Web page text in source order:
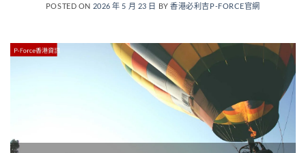
POSTED ON 2026 年 5 月 23 日 BY香港必利吉P-FORCE官網